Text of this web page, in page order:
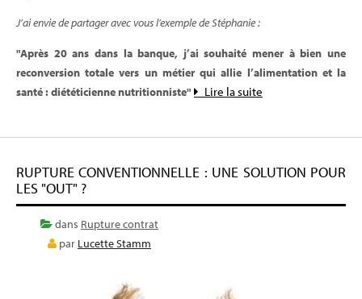
J’ai envie de partager avec vous l’exemple de Stéphanie :
"Après 20 ans dans la banque, j’ai souhaité mener à bien une
reconversion totalevers un métier qui allie l’alimentation et la
santé : diététicienne nutritionniste"
Lire la suite
RUPTURE CONVENTIONNELLE : UNE SOLUTION POUR
LES "OUT" ?
dans Rupture contrat
par Lucette Stamm